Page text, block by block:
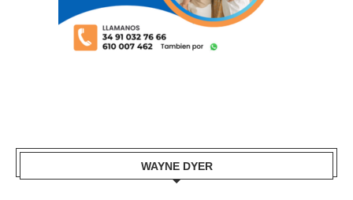
WAYNE DYER